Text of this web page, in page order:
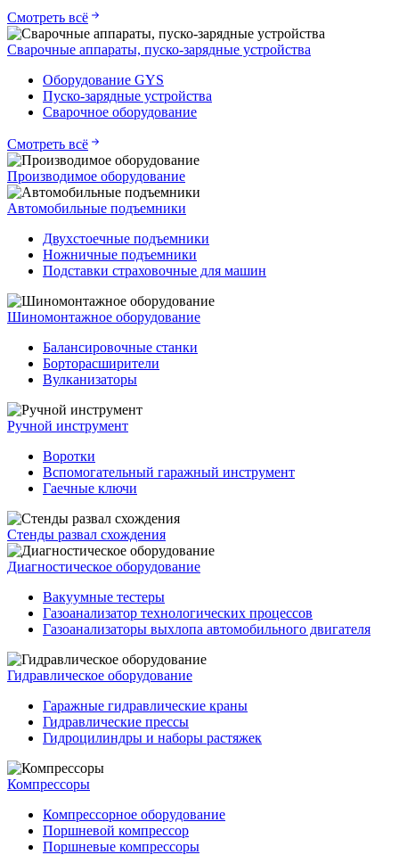
Смотреть всё
Сварочные аппараты, пуско-зарядные устройства
Оборудование GYS
Пуско-зарядные устройства
Сварочное оборудование
Смотреть всё
Производимое оборудование
Автомобильные подъемники
Двухстоечные подъемники
Ножничные подъемники
Подставки страховочные для машин
Шиномонтажное оборудование
Балансировочные станки
Борторасширители
Вулканизаторы
Ручной инструмент
Воротки
Вспомогательный гаражный инструмент
Гаечные ключи
Стенды развал схождения
Диагностическое оборудование
Вакуумные тестеры
Газоанализатор технологических процессов
Газоанализаторы выхлопа автомобильного двигателя
Гидравлическое оборудование
Гаражные гидравлические краны
Гидравлические прессы
Гидроцилиндры и наборы растяжек
Компрессоры
Компрессорное оборудование
Поршневой компрессор
Поршневые компрессоры